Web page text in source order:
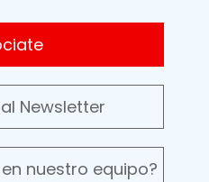
Newsletter
nuestro equipo?